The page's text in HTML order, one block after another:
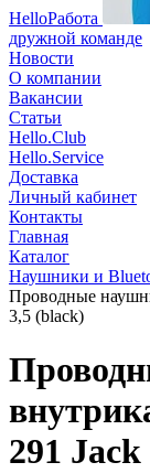
HelloРабота
дружной команде
Новости
О компании
Вакансии
Статьи
Hello.Club
Hello.Service
Доставка
Личный кабинет
Контакты
Главная
Каталог
Наушники и
Проводные
3,5 (black)
291